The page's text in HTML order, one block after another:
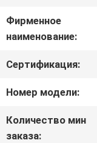
ШОУ
О
НАС
Фирменное
наименование:
Сертификация:
Номер модели:
Количество мин
заказа: